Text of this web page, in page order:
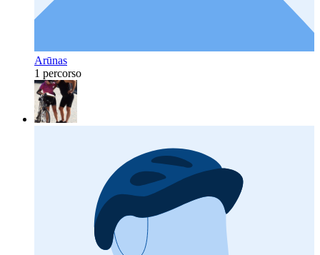
Arūnas
1 percorso